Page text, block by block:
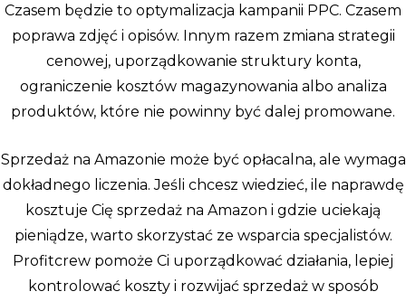
Czasem będzie to optymalizacja kampanii PPC. Czasem
poprawa zdjęć i opisów. Innym razem zmiana strategii
cenowej, uporządkowanie struktury konta,
ograniczenie kosztów magazynowania albo analiza
produktów, które nie powinny być dalej promowane.
Sprzedaż na Amazonie może być opłacalna, ale wymaga
dokładnego liczenia. Jeśli chcesz wiedzieć, ile naprawdę
kosztuje Cię sprzedaż na Amazon i gdzie uciekają
pieniądze, warto skorzystać ze wsparcia specjalistów.
Profitcrew pomoże Ci uporządkować działania, lepiej
kontrolować koszty i rozwijać sprzedaż w sposób